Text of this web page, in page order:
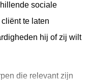
sociale
te laten
hij of zij wilt
die relevant zijn